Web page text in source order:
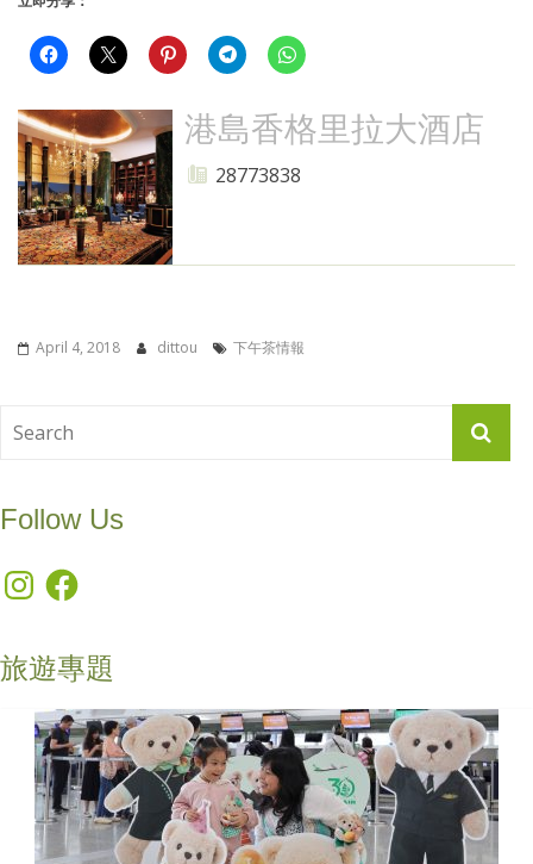
港島香格里拉大酒店
28773838
April 4, 2018 dittou 下午茶情報
Follow Us
InstagramFacebook
旅遊專題